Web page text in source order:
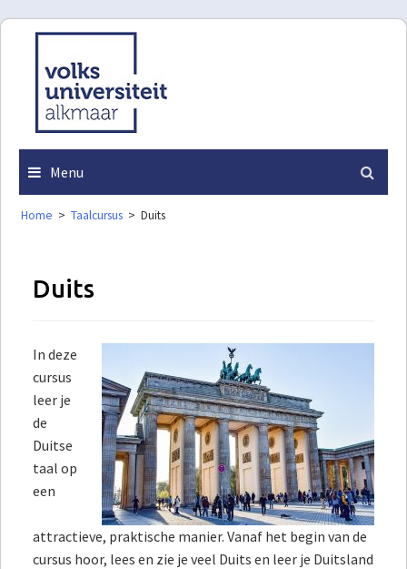
Skip
content
Menu
Home > Taalcursus > Duits
Duits
In deze
cursus
leer je
de
Duitse
taal op
een
attractieve, praktische manier. Vanaf het begin van de
cursus hoor, lees en zie je veel Duits en leer je Duitsland